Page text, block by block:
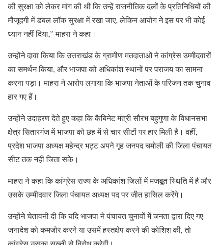
की सुरक्षा को लेकर मांग की थी कि उन्हें राजनीतिक दलों के प्रतिनिधियों की
मौजूदगी में डबल लॉक सुरक्षा में रखा जाए, लेकिन आयोग ने इस पर भी कोई
ध्यान नहीं दिया,” माहरा ने कहा।
उन्होंने दावा किया कि उत्तराखंड के ग्रामीण मतदाताओं ने कांग्रेस उम्मीदवारों
का समर्थन किया, और भाजपा को अधिकांश स्थानों पर पराजय का सामना
करना पड़ा। माहरा ने आरोप लगाया कि भाजपा नेताओं के परिजन तक चुनाव
हार गए हैं।
उन्होंने उदाहरण देते हुए कहा कि कैबिनेट मंत्री सौरभ बहुगुणा के विधानसभा
क्षेत्र सितारगंज में भाजपा को छह में से चार सीटों पर हार मिली है। वहीं,
प्रदेश भाजपा अध्यक्ष महेन्द्र भट्ट अपने गृह जनपद चमोली की जिला पंचायत
सीट तक नहीं जिता सके।
माहरा ने कहा कि कांग्रेस राज्य के अधिकांश जिलों में मजबूत स्थिति में है और
उसके उम्मीदवार जिला पंचायत अध्यक्ष पद पर जीत हासिल करेंगे।
उन्होंने चेतावनी दी कि यदि भाजपा ने पंचायत चुनावों में जनता द्वारा दिए गए
जनादेश को कमजोर करने या उसमें हस्तक्षेप करने की कोशिश की, तो